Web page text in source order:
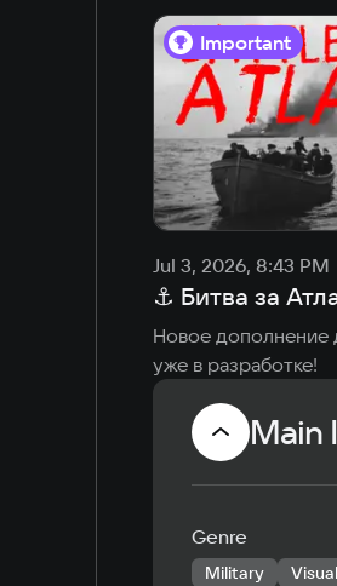
Important
Jul 3, 2026, 8:43 PM
⚓ Битва за
Новое дополнение
уже в разработке!
Main
Genre
Military